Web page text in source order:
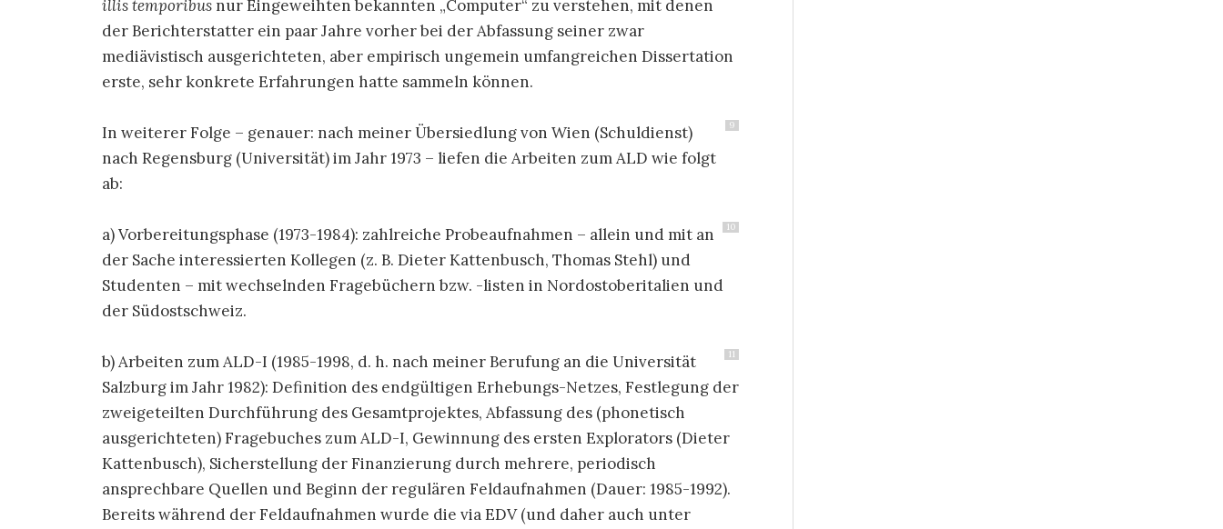
illis temporibus nur Eingeweihten bekannten „Computer“ zu verstehen, mit denen
der Berichterstatter ein paar Jahre vorher bei der Abfassung seiner zwar
mediävistisch ausgerichteten, aber empirisch ungemein umfangreichen Dissertation
erste, sehr konkrete Erfahrungen hatte sammeln können.
9
In weiterer Folge – genauer: nach meiner Übersiedlung von Wien (Schuldienst)
nach Regensburg (Universität) im Jahr 1973 – liefen die Arbeiten zum ALD wie folgt
ab:
10
a) Vorbereitungsphase (1973-1984): zahlreiche Probeaufnahmen – allein und mit an
der Sache interessierten Kollegen (z. B. Dieter Kattenbusch, Thomas Stehl) und
Studenten – mit wechselnden Fragebüchern bzw. -listen in Nordostoberitalien und
der Südostschweiz.
11
b) Arbeiten zum ALD-I (1985-1998, d. h. nach meiner Berufung an die Universität
Salzburg im Jahr 1982): Definition des endgültigen Erhebungs-Netzes, Festlegung der
zweigeteilten Durchführung des Gesamtprojektes, Abfassung des (phonetisch
ausgerichteten) Fragebuches zum ALD-I, Gewinnung des ersten Explorators (Dieter
Kattenbusch), Sicherstellung der Finanzierung durch mehrere, periodisch
ansprechbare Quellen und Beginn der regulären Feldaufnahmen (Dauer: 1985-1992).
Bereits während der Feldaufnahmen wurde die via EDV (und daher auch unter